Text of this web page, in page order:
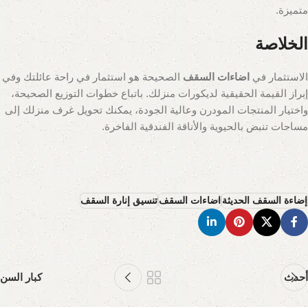
متميزة.
الخلاصة
الاستثمار في اضاءات السقف الصحيحة هو استثمار في راحة عائلتك وفي
إبراز القيمة الحقيقية لديكورات منزلك. باتباع خطوات التوزيع الصحيحة،
واختيار المنتجات المودرن وعالية الجودة، يمكنك تحويل غرف منزلك إلى
مساحات تنبض بالحيوية والأناقة الفندقية الفاخرة.
إضاءة السقف الحديثة اضاءات السقف تنسيق إنارة السقف
أحدث كبار السن